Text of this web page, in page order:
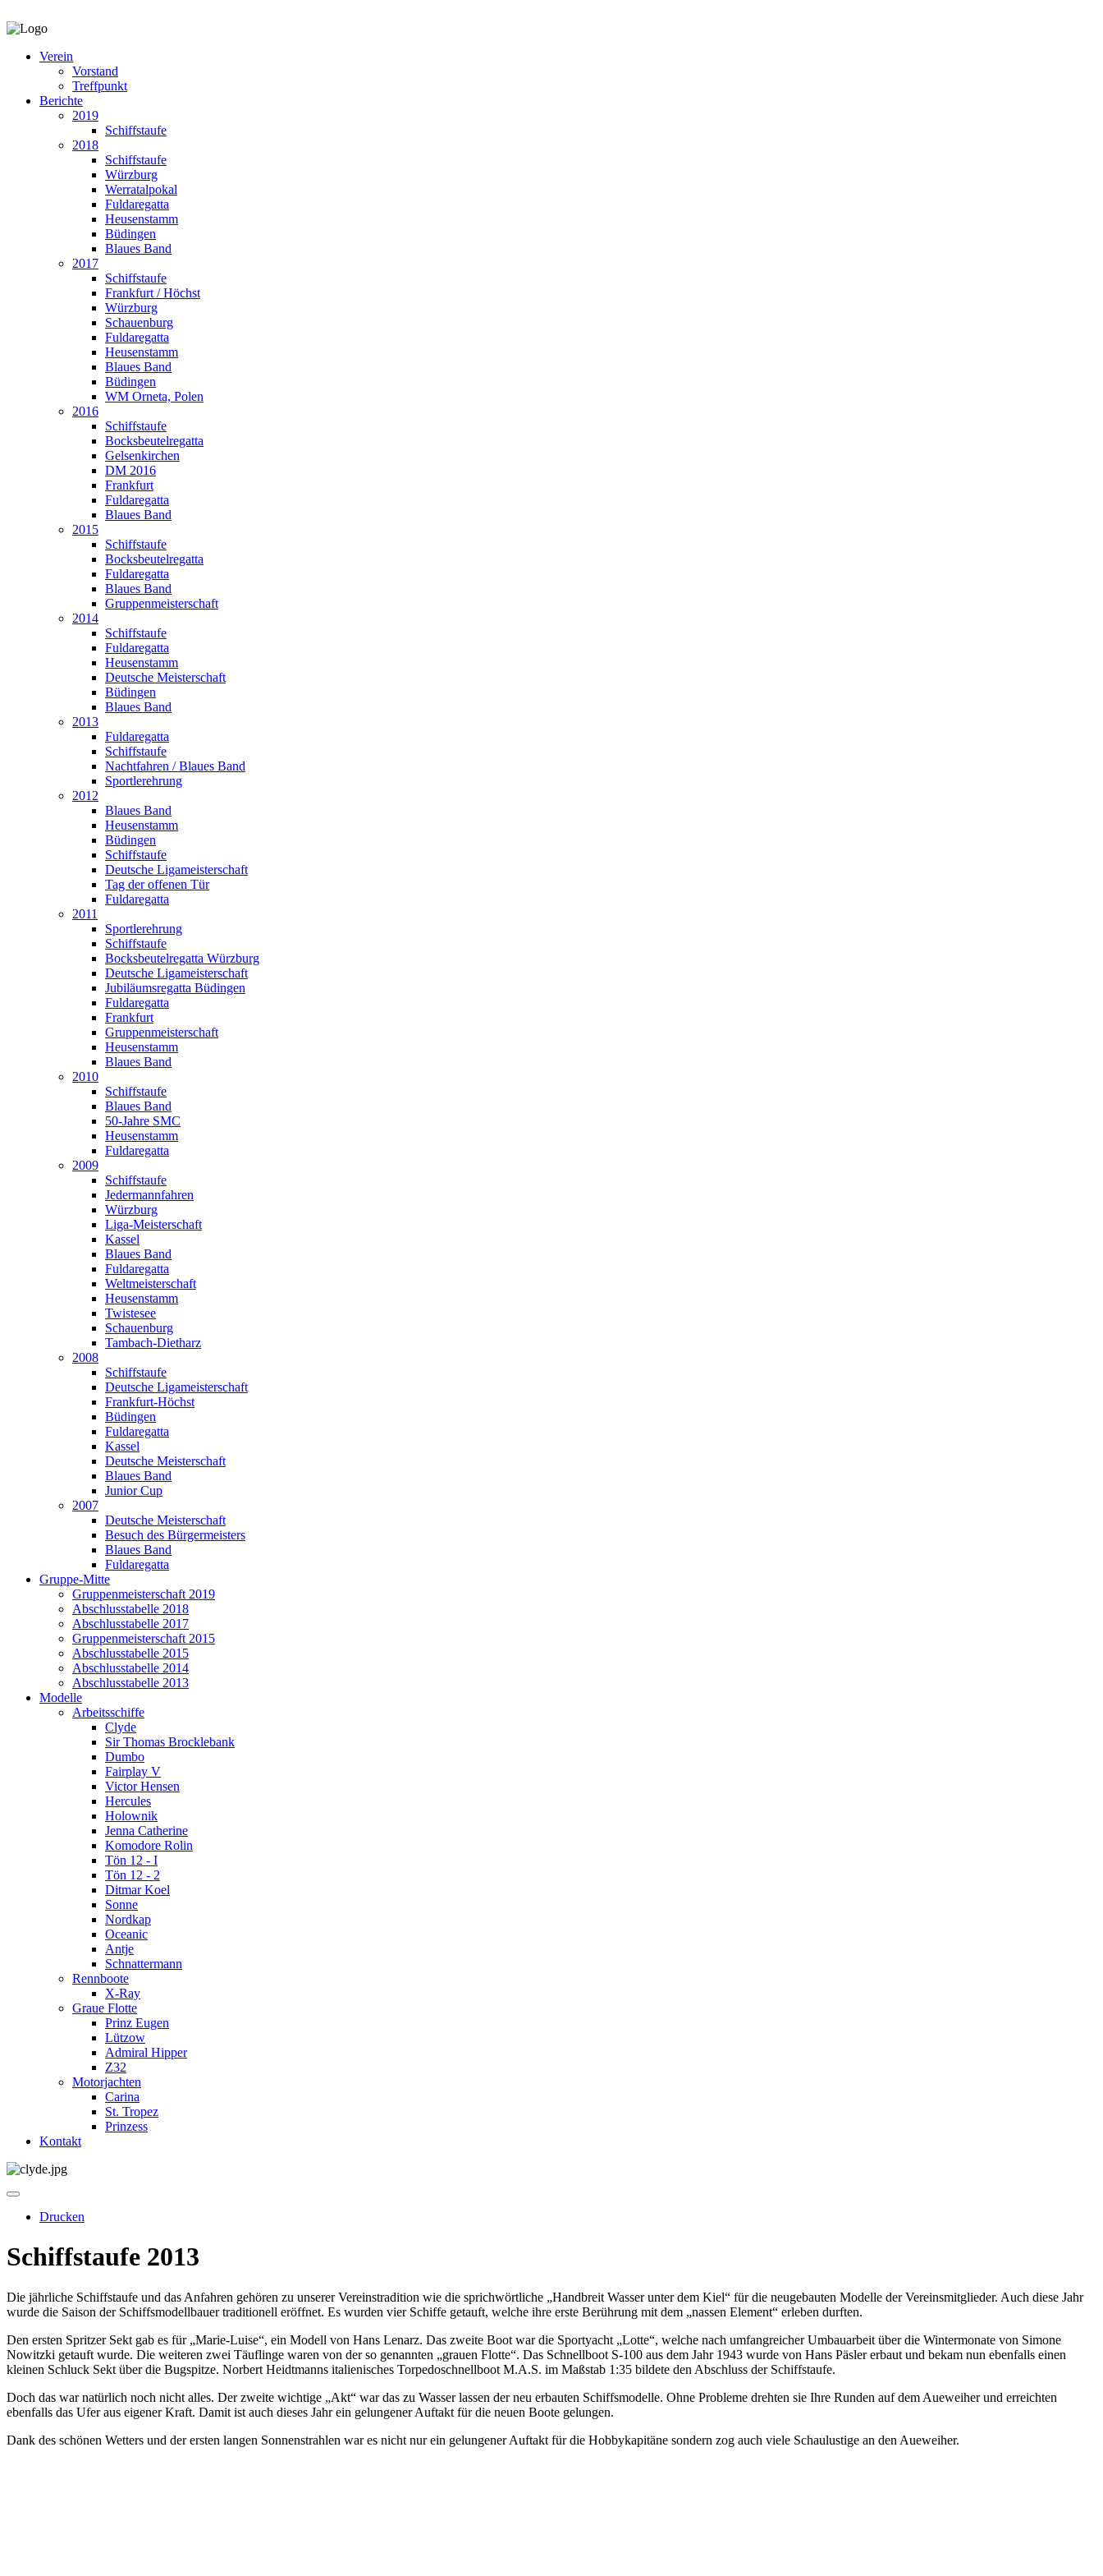
Verein
Vorstand
Treffpunkt
Berichte
2019
Schiffstaufe
2018
Schiffstaufe
Würzburg
Werratalpokal
Fuldaregatta
Heusenstamm
Büdingen
Blaues Band
2017
Schiffstaufe
Frankfurt / Höchst
Würzburg
Schauenburg
Fuldaregatta
Heusenstamm
Blaues Band
Büdingen
WM Orneta, Polen
2016
Schiffstaufe
Bocksbeutelregatta
Gelsenkirchen
DM 2016
Frankfurt
Fuldaregatta
Blaues Band
2015
Schiffstaufe
Bocksbeutelregatta
Fuldaregatta
Blaues Band
Gruppenmeisterschaft
2014
Schiffstaufe
Fuldaregatta
Heusenstamm
Deutsche Meisterschaft
Büdingen
Blaues Band
2013
Fuldaregatta
Schiffstaufe
Nachtfahren / Blaues Band
Sportlerehrung
2012
Blaues Band
Heusenstamm
Büdingen
Schiffstaufe
Deutsche Ligameisterschaft
Tag der offenen Tür
Fuldaregatta
2011
Sportlerehrung
Schiffstaufe
Bocksbeutelregatta Würzburg
Deutsche Ligameisterschaft
Jubiläumsregatta Büdingen
Fuldaregatta
Frankfurt
Gruppenmeisterschaft
Heusenstamm
Blaues Band
2010
Schiffstaufe
Blaues Band
50-Jahre SMC
Heusenstamm
Fuldaregatta
2009
Schiffstaufe
Jedermannfahren
Würzburg
Liga-Meisterschaft
Kassel
Blaues Band
Fuldaregatta
Weltmeisterschaft
Heusenstamm
Twistesee
Schauenburg
Tambach-Dietharz
2008
Schiffstaufe
Deutsche Ligameisterschaft
Frankfurt-Höchst
Büdingen
Fuldaregatta
Kassel
Deutsche Meisterschaft
Blaues Band
Junior Cup
2007
Deutsche Meisterschaft
Besuch des Bürgermeisters
Blaues Band
Fuldaregatta
Gruppe-Mitte
Gruppenmeisterschaft 2019
Abschlusstabelle 2018
Abschlusstabelle 2017
Gruppenmeisterschaft 2015
Abschlusstabelle 2015
Abschlusstabelle 2014
Abschlusstabelle 2013
Modelle
Arbeitsschiffe
Clyde
Sir Thomas Brocklebank
Dumbo
Fairplay V
Victor Hensen
Hercules
Holownik
Jenna Catherine
Komodore Rolin
Tön 12 - I
Tön 12 - 2
Ditmar Koel
Sonne
Nordkap
Oceanic
Antje
Schnattermann
Rennboote
X-Ray
Graue Flotte
Prinz Eugen
Lützow
Admiral Hipper
Z32
Motorjachten
Carina
St. Tropez
Prinzess
Kontakt
Drucken
Schiffstaufe 2013
Die jährliche Schiffstaufe und das Anfahren gehören zu unserer Vereinstradition wie die sprichwörtliche „Handbreit Wasser unter dem Kiel“ für die neugebauten Modelle der Vereinsmitglieder. Auch diese Jahr
wurde die Saison der Schiffsmodellbauer traditionell eröffnet. Es wurden vier Schiffe getauft, welche ihre erste Berührung mit dem „nassen Element“ erleben durften.
Den ersten Spritzer Sekt gab es für „Marie-Luise“, ein Modell von Hans Lenarz. Das zweite Boot war die Sportyacht „Lotte“, welche nach umfangreicher Umbauarbeit über die Wintermonate von Simone
Nowitzki getauft wurde. Die weiteren zwei Täuflinge waren von der so genannten „grauen Flotte“. Das Schnellboot S-100 aus dem Jahr 1943 wurde von Hans Päsler erbaut und bekam nun ebenfalls einen
kleinen Schluck Sekt über die Bugspitze. Norbert Heidtmanns italienisches Torpedoschnellboot M.A.S. im Maßstab 1:35 bildete den Abschluss der Schiffstaufe.
Doch das war natürlich noch nicht alles. Der zweite wichtige „Akt“ war das zu Wasser lassen der neu erbauten Schiffsmodelle. Ohne Probleme drehten sie Ihre Runden auf dem Aueweiher und erreichten
ebenfalls das Ufer aus eigener Kraft. Damit ist auch dieses Jahr ein gelungener Auftakt für die neuen Boote gelungen.
Dank des schönen Wetters und der ersten langen Sonnenstrahlen war es nicht nur ein gelungener Auftakt für die Hobbykapitäne sondern zog auch viele Schaulustige an den Aueweiher.